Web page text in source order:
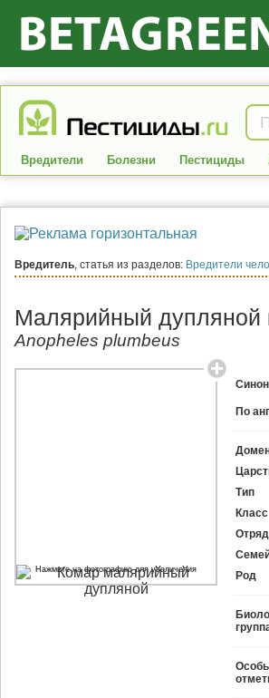
Вредители Болезни Пестициды
Вредитель, статья из разделов: Вредители
Малярийный дупляной
Anopheles plumbeus
По
Тип
Класс
Отряд
Род
Нажмите на фотографию для увеличения